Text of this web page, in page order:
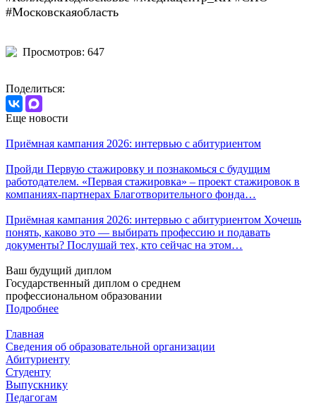
#Московскаяобласть
Просмотров: 647
Поделиться:
Еще новости
Приёмная кампания 2026: интервью с абитуриентом
Пройди Первую стажировку и познакомься с будущим
работодателем. «Первая стажировка» – проект стажировок в
компаниях-партнерах Благотворительного фонда…
Приёмная кампания 2026: интервью с абитуриентом Хочешь
понять, каково это — выбирать профессию и подавать
документы? Послушай тех, кто сейчас на этом…
Ваш будущий диплом
Государственный диплом о среднем
профессиональном образовании
Подробнее
Главная
Сведения об образовательной организации
Абитуриенту
Студенту
Выпускнику
Педагогам